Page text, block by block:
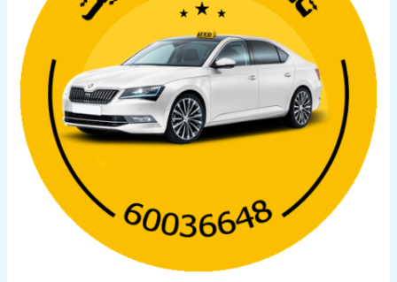
الكويت
اتصل
بنا
60036648